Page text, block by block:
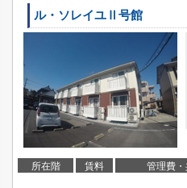
ル・ソレイユⅡ号館
所在階 賃料 管理費